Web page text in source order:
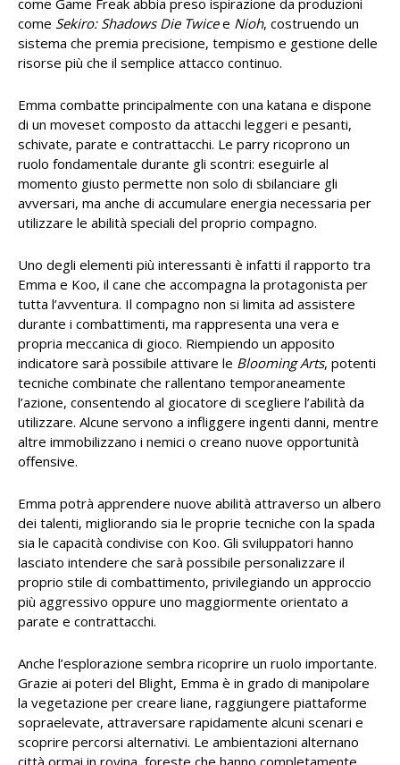
come Sekiro: Shadows Die Twicee Nioh, costruendo un
sistema che premia precisione, tempismo e gestione delle
risorse più che il semplice attacco continuo.
Emma combatte principalmente con una katana e dispone
di un moveset composto da attacchi leggeri e pesanti,
schivate, parate e contrattacchi. Le parry ricoprono un
ruolo fondamentale durante gli scontri: eseguirle al
momento giusto permette non solo di sbilanciare gli
avversari, ma anche di accumulare energia necessaria per
utilizzare le abilità speciali del proprio compagno.
Uno degli elementi più interessanti è infatti il rapporto tra
Emma e Koo, il cane che accompagna la protagonista per
tutta l’avventura. Il compagno non si limita ad assistere
durante i combattimenti, ma rappresenta una vera e
propria meccanica di gioco. Riempiendo un apposito
indicatore sarà possibile attivare le Blooming Arts, potenti
tecniche combinate che rallentano temporaneamente
l’azione, consentendo al giocatore di scegliere l’abilità da
utilizzare. Alcune servono a infliggere ingenti danni, mentre
altre immobilizzano i nemici o creano nuove opportunità
offensive.
Emma potrà apprendere nuove abilità attraverso un albero
dei talenti, migliorando sia le proprie tecniche con la spada
sia le capacità condivise con Koo. Gli sviluppatori hanno
lasciato intendere che sarà possibile personalizzare il
proprio stile di combattimento, privilegiando un approccio
più aggressivo oppure uno maggiormente orientato a
parate e contrattacchi.
Anche l’esplorazione sembra ricoprire un ruolo importante.
Grazie ai poteri del Blight, Emma è in grado di manipolare
la vegetazione per creare liane, raggiungere piattaforme
sopraelevate, attraversare rapidamente alcuni scenari e
scoprire percorsi alternativi. Le ambientazioni alternano
città ormai in rovina, foreste che hanno completamente